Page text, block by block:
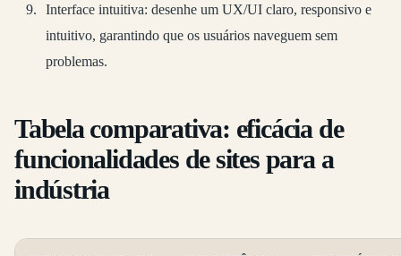
Interface intuitiva: desenhe um UX/UI claro, responsivo e
intuitivo, garantindo que os usuários naveguem sem
problemas.
Tabela comparativa: eficácia de
funcionalidades de sites para a
indústria